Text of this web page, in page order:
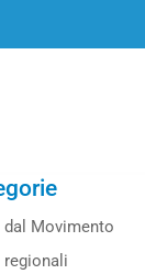
dal Movimento
regionali